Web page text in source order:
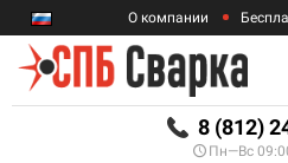
RUB
О компании
Гарантии
8 (812)
Пн—Вс